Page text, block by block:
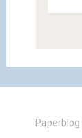
Paperblog